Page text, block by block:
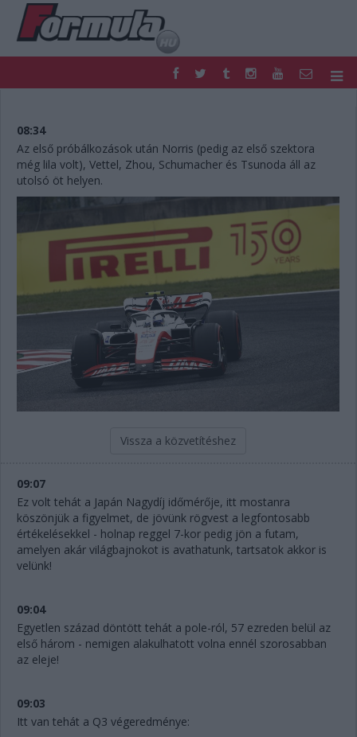
FORMULA
NEMZETKÖZI
HAZAI
RETRO
EGYÉB
PODCAST
DIGITÁLIS MAGAZIN
PONTÁLLÁSOK
VERSENYNAPTÁRAK
08:34
Az első próbálkozások után Norris (pedig az első szektora
még lila volt), Vettel, Zhou, Schumacher és Tsunoda áll az
utolsó öt helyen.
Vissza a közvetítéshez
09:07
Ez volt tehát a Japán Nagydíj időmérője, itt mostanra
köszönjük a figyelmet, de jövünk rögvest a legfontosabb
értékelésekkel - holnap reggel 7-kor pedig jön a futam,
amelyen akár világbajnokot is avathatunk, tartsatok akkor is
velünk!
09:04
Egyetlen század döntött tehát a pole-ról, 57 ezreden belül az
első három - nemigen alakulhatott volna ennél szorosabban
az eleje!
09:03
Itt van tehát a Q3 végeredménye: